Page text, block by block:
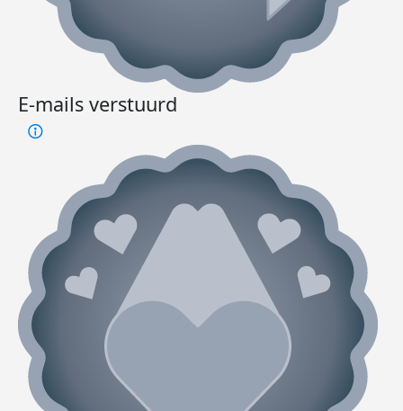
E-mails verstuurd